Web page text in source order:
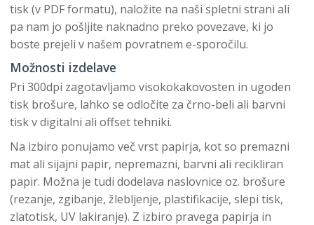
tisk (v PDF formatu), naložite na naši spletni strani ali
pa nam jo pošljite naknadno preko povezave, ki jo
boste prejeli v našem povratnem e-sporočilu.
Možnosti izdelave
Pri 300dpi zagotavljamo visokokakovosten in ugoden
tisk brošure, lahko se odločite za črno-beli ali barvni
tisk v digitalni ali offset tehniki.
Na izbiro ponujamo več vrst papirja, kot so premazni
mat ali sijajni papir, nepremazni, barvni ali recikliran
papir. Možna je tudi dodelava naslovnice oz. brošure
(rezanje, zgibanje, žlebljenje, plastifikacije, slepi tisk,
zlatotisk, UV lakiranje). Z izbiro pravega papirja in